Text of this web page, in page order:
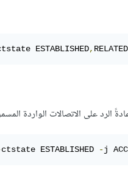
ESTABLISHED, RELATED
الرد على الاتصالات الواردة
ctstate ESTABLISHED -j